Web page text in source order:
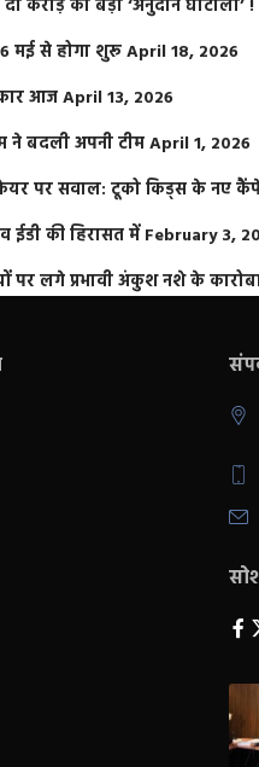
करोड़ का बड़ा ‘अनुदान घोटाला’ !
मई से होगा शुरूApril 18, 2026
आजApril 13, 2026
बदली अपनी टीमApril 1, 2026
पर सवाल: टूको किड्स के नए
ईडी की हिरासत में February 3,
पर लगे प्रभावी अंकुश नशे के